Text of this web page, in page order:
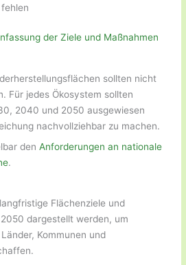
der Ziele und Maßnahmen
sollten nicht
Für jedes Ökosystem sollten
2040 und 2050 ausgewiesen
nachvollziehbar zu machen.
denAnforderungen an nationale
.
Flächenziele und
dargestellt werden, um
Kommunen und